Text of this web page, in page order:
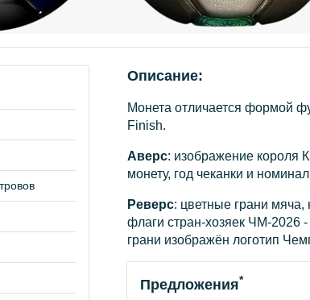
Описание:
Монета отличается формой
Finish.
Аверс: изображение короля
монету, год чеканки и
Реверс: цветные грани мяча,
флаги стран-хозяек ЧМ-
грани изображён логотип
Предложения*